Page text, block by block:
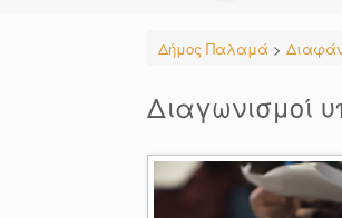
Δήμος Παλαμά >
Διαγωνισμοί